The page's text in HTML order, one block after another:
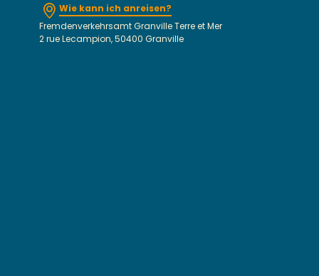
Wie kann ich anreisen?
Fremdenverkehrsamt Granville Terre et Mer
2 rue Lecampion, 50400 Granville